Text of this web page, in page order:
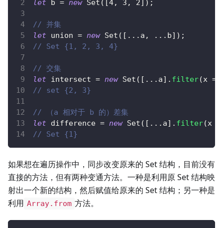
let b = new Set ( 4, 3 , 2 ) ;
// 并集
let union = new Set ( [ ... a , ... b] ) ;
// Set {1, 2, 3, 4}
// 交集
let intersect = new Set ( [ ... a] . filter(x =>
// set {2, 3}
// （a 相对于 b 的）差集
let difference = new Set ( [ ... a] . filter(x
// Set {1}
如果想在遍历操作中，同步改变原来的 Set 结构，目前没有
直接的方法，但有两种变通方法。一种是利用原 Set 结构映
射出一个新的结构，然后赋值给原来的 Set 结构；另一种是
利用 Array.from 方法。